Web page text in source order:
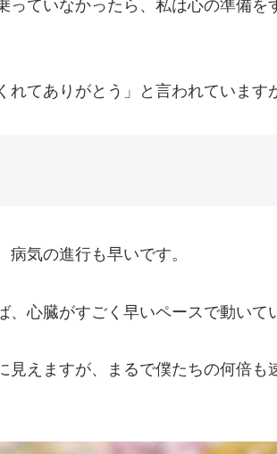
っていなかったら、私は心の準備
れてありがとう」と言われています
気の進行も早いです。
、心臓がすごく早いペースで動いて
見えますが、まるで僕たちの何倍も